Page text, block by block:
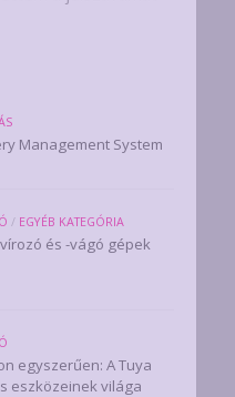
Management System
/ EGYÉB KATEGÓRIA
és -vágó gépek
egyszerűen: A Tuya
eszközeinek világa